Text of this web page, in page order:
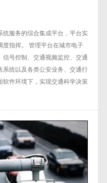
服务的综合集成平台，平台实
指挥。 管理平台在城市电子
号控制、交通视频监控、交通
统以及各类公安业务、交通行
件环境下，实现交通科学决策